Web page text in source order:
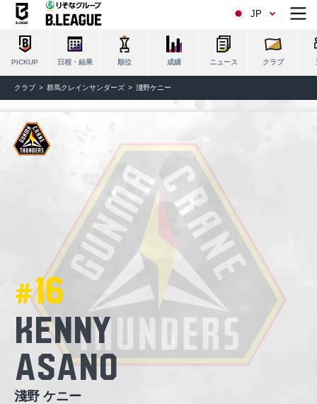
JP
PICKUP 日程・結果 順位 成績 ニュース クラブ
クラブ 群馬クレインサンダーズ 淺野ケニー
#16
Kenny
Asano
淺野 ケニー